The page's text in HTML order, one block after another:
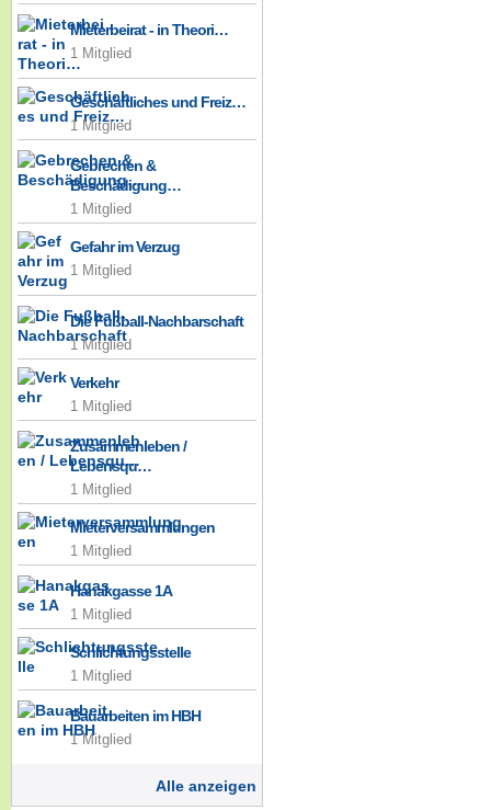
Mieterbeirat - in Theori…
1 Mitglied
Geschäftliches und Freiz…
1 Mitglied
Gebrechen &
Beschädigung…
1 Mitglied
Gefahr im Verzug
1 Mitglied
Die Fußball-Nachbarschaft
1 Mitglied
Verkehr
1 Mitglied
Zusammenleben /
Lebensqu…
1 Mitglied
Mieterversammlungen
1 Mitglied
Hanakgasse 1A
1 Mitglied
Schlichtungsstelle
1 Mitglied
Bauarbeiten im HBH
1 Mitglied
Alle anzeigen